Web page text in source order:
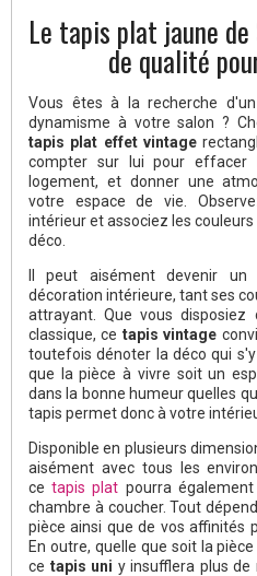
Le tapis plat jaune
de qualité
Vous êtes à la recherche
dynamisme à votre salon ?
tapis plat effet vintage
compter sur lui pour effacer
logement, et donner une
votre espace de vie.
intérieur et associez les couleurs
déco.
Il peut aisément devenir
décoration intérieure, tant ses
attrayant. Que vous
classique, ce tapis vintage
toutefois dénoter la déco qui
que la pièce à vivre soit un
dans la bonne humeur quelles
tapis permet donc à votre
Disponible en plusieurs
aisément avec tous les
cetapis plat pourra
chambre à coucher. Tout
pièce ainsi que de vos affinités
En outre, quelle que soit la
ce tapis uni y insufflera plus